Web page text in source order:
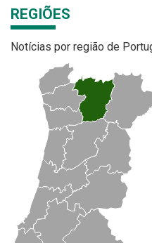
REGIÕES
Notícias por região de